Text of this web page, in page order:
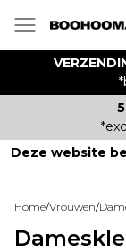
Deze website
Home/Vrouwen/